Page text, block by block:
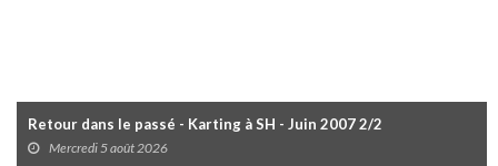
Retour dans le passé - Karting à SH - Juin 2007 2/2
Mercredi 5 août 2026